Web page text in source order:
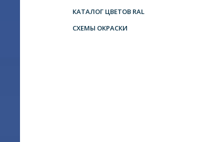
КАТАЛОГ ЦВЕТОВ RAL
СХЕМЫ ОКРАСКИ